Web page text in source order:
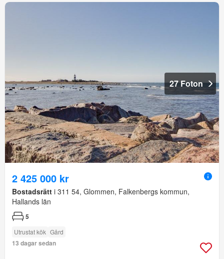
27 Foton
2 425 000 kr
Bostadsrätt i 311 54, Glommen, Falkenbergs kommun,
Hallands län
5
Utrustat kök Gård
13 dagar sedan